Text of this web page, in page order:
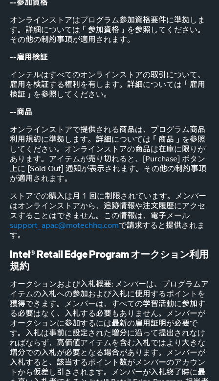
--参加資格
オンラインストアはプログラム参加資格要件に準拠しま
す。詳細については「参加資格」を参照してください。
その他の制約事項が適用されます。
--雇用検証
インテルはすべてのオンラインストアの取引について、
雇用を検証する権利を有します。詳細については「雇用
検証」を参照してください。
--商品
オンラインストアで提供される商品は、プログラム商品
利用規約に準拠します。詳細については「商品」を参照
してください。オンラインストアの商品は在庫に限りが
あります。アイテムが売り切れると、[Purchase] ボタン
上に [Sold Out] 通知が表示されます。その他の制約事項
が適用されます。
ストアでの購入は月 1 回に制限されています。メンバー
はオンラインストアから、追跡情報や注文履歴にアクセ
スすることはできません。この情報は、電子メール
support_apac@motechhq.comで請求すると提供されま
す。
Intel® Retail Edge Program オークション利用
規約
オークションおよび入札概要: メンバーは、プログラムア
イテムの入札への参加および入札に使用するポイントを
獲得できます。メンバーは、すべての学習活動に参加す
る必要はなく、入札する必要もありません。メンバーが
オークションに参加するには最新の雇用証明が必要で
す。入札は事前に設定された増分に沿って提出されなけ
ればならず、高価値アイテムを含む入札ではより大きな
増分での入札が必要となる場合があります。メンバーが
入札すると、該当するポイント数がメンバーのアカウン
トから仮差し引きされます。メンバーが入札終了時に最